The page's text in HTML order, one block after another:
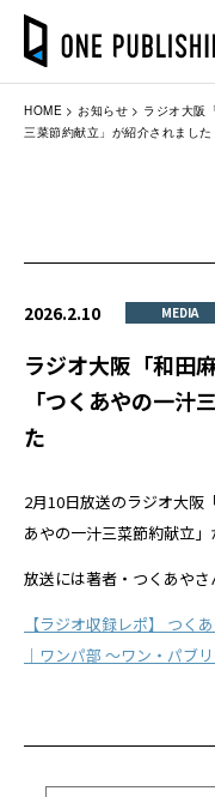
HOME お知らせ
ラジオ大阪
三菜節約献立」が紹介されました
2026.2.10 MEDIA
ラジオ大阪「和田
「つくあやの一汁
た
2月10日放送のラジオ大阪
あやの一汁三菜節約献立」
放送には著者・つくあやさ
【ラジオ収録レポ】 つく
｜ワンパ部 ～ワン・パブ